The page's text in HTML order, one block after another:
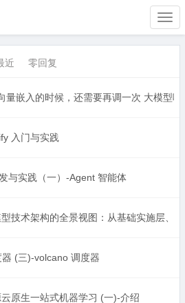
近 零回复
量嵌入的时候，还需要再调一次 大模型呢
入门与实践
与实践（一）-Agent 智能体
技术架构的全景视图：从基础实施层、
(三)-volcano 调度器
原生一站式机器学习 (一)-介绍